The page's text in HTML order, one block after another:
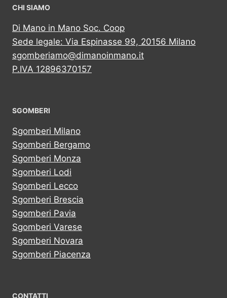
CHI SIAMO
Di Mano in Mano Soc. Coop
Sede legale: Via Espinasse 99, 20156 Milano
sgomberiamo@dimanoinmano.it
P.IVA 12896370157
SGOMBERI
Sgomberi Milano
Sgomberi Bergamo
Sgomberi Monza
Sgomberi Lodi
Sgomberi Lecco
Sgomberi Brescia
Sgomberi Pavia
Sgomberi Varese
Sgomberi Novara
Sgomberi Piacenza
CONTATTI